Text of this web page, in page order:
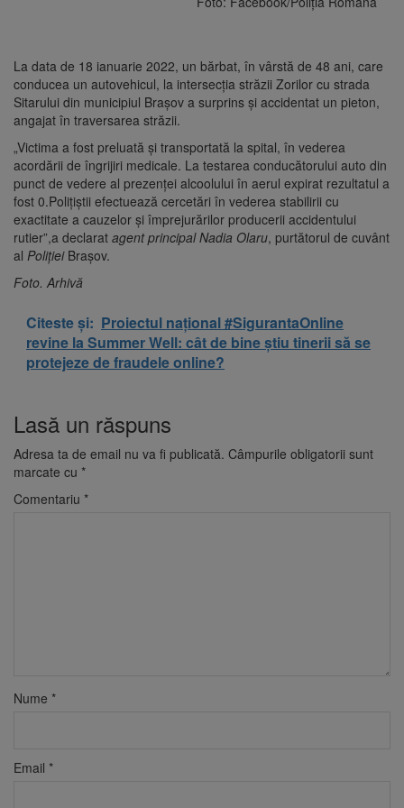
La data de 18 ianuarie 2022, un bărbat, în vârstă de 48 ani, care
conducea un autovehicul, la intersecția străzii Zorilor cu strada
Sitarului din municipiul Brașov a surprins și accidentat un pieton,
angajat în traversarea străzii.
„Victima a fost preluată și transportată la spital, în vederea
acordării de îngrijiri medicale. La testarea conducătorului auto din
punct de vedere al prezenței alcoolului în aerul expirat rezultatul a
fost 0.Polițiștii efectuează cercetări în vederea stabilirii cu
exactitate a cauzelor și împrejurărilor producerii accidentului
rutier”,a declarat agent principal Nadia Olaru, purtătorul de cuvânt
al PoliţieiBraşov.
Foto. Arhivă
Citeste și: Proiectul național #SigurantaOnline
revine la Summer Well: cât de bine știu tinerii să se
protejeze de fraudele online?
Lasă un răspuns
Adresa ta de email nu va fi publicată. Câmpurile obligatorii sunt
marcate cu *
Comentariu *
Nume *
Email *